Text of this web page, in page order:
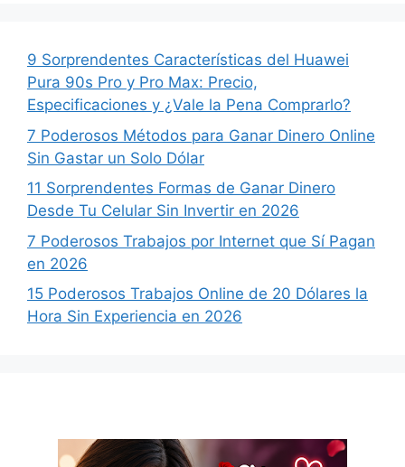
9 Sorprendentes Características del Huawei
Pura 90s Pro y Pro Max: Precio,
Especificaciones y ¿Vale la Pena Comprarlo?
7 Poderosos Métodos para Ganar Dinero Online
Sin Gastar un Solo Dólar
11 Sorprendentes Formas de Ganar Dinero
Desde Tu Celular Sin Invertir en 2026
7 Poderosos Trabajos por Internet que Sí Pagan
en 2026
15 Poderosos Trabajos Online de 20 Dólares la
Hora Sin Experiencia en 2026